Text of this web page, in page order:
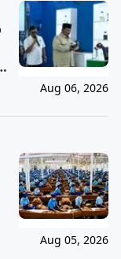
Aug 06, 2026
Aug 05, 2026